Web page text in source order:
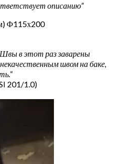
описанию”
Ф115х200
Швы в этот раз заварены
швом на баке,
201/1.0)